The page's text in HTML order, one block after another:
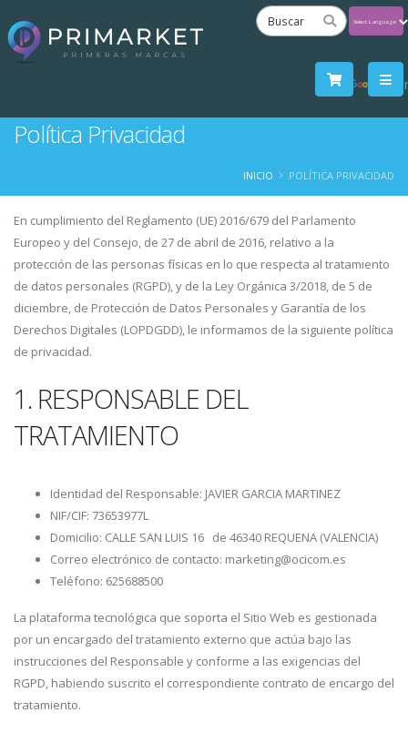
by
Política Privacidad
INICIO POLÍTICA PRIVACIDAD
En cumplimiento del Reglamento (UE) 2016/679 del Parlamento
Europeo y del Consejo, de 27 de abril de 2016, relativo a la
protección de las personas físicas en lo que respecta al tratamiento
de datos personales (RGPD), y de la Ley Orgánica 3/2018, de 5 de
diciembre, de Protección de Datos Personales y Garantía de los
Derechos Digitales (LOPDGDD), le informamos de la siguiente política
de privacidad.
1. RESPONSABLE DEL
TRATAMIENTO
Identidad del Responsable: JAVIER GARCIA MARTINEZ
NIF/CIF: 73653977L
Domicilio: CALLE SAN LUIS 16 de 46340 REQUENA (VALENCIA)
Correo electrónico de contacto: marketing@ocicom.es
Teléfono: 625688500
La plataforma tecnológica que soporta el Sitio Web es gestionada
por un encargado del tratamiento externo que actúa bajo las
instrucciones del Responsable y conforme a las exigencias del
RGPD, habiendo suscrito el correspondiente contrato de encargo del
tratamiento.